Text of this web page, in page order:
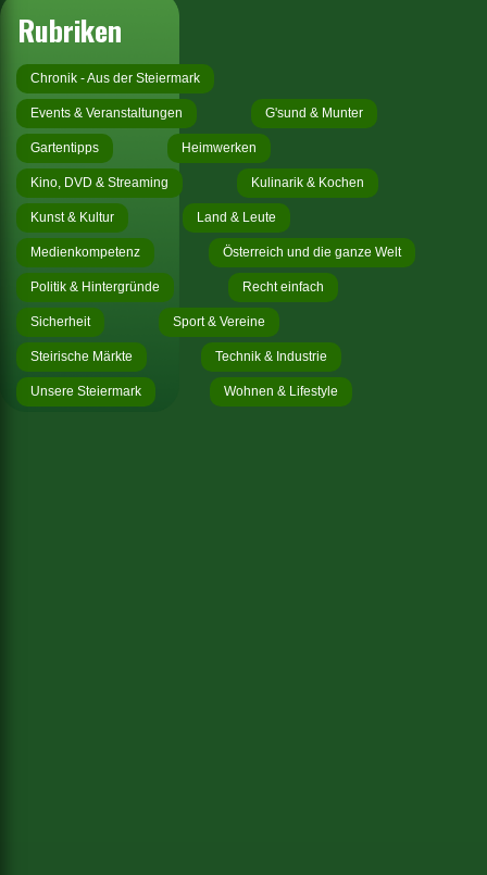
Rubriken
Chronik - Aus der Steiermark
Events & Veranstaltungen G'sund & Munter
Gartentipps Heimwerken
Kino, DVD & Streaming Kulinarik & Kochen
Kunst & Kultur Land & Leute
Medienkompetenz Österreich und die ganze Welt
Politik & Hintergründe Recht einfach
Sicherheit Sport & Vereine
Steirische Märkte Technik & Industrie
Unsere Steiermark Wohnen & Lifestyle